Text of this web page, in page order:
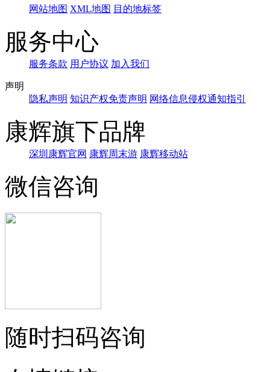
网站地图 XML地图 目的地标签
服务中心
服务条款 用户协议 加入我们
声明
隐私声明 知识产权免责声明 网络信息侵权通知指引
康辉旗下品牌
深圳康辉官网 康辉周末游 康辉移动站
微信咨询
随时扫码咨询